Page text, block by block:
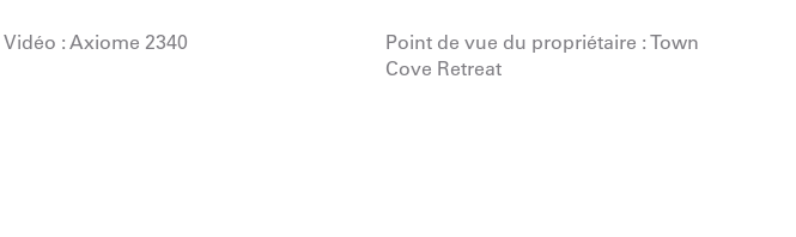
Vidéo : Axiome 2340
Point de vue du propriétaire : Town
Cove Retreat